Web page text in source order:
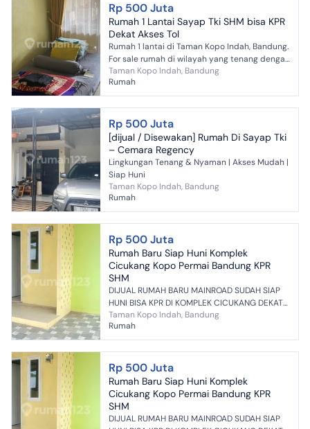
Rp 500 Juta
Rumah 1 Lantai Sayap Tki SHM bisa KPR
Dekat Akses Tol
Rumah 1 lantai di Taman Kopo Indah, Bandung.
For sale rumah di wilayah yang tenang dengan
pemandangan Dekat Pusat Bisnis. Properti 1
lantai ini be...
Taman Kopo Indah, Bandung
Rumah
Rp 500 Juta
[dijual / Disewakan] Rumah Di Sayap Tki
– Cemara Regency
Lingkungan Tenang & Nyaman | Akses Mudah |
Siap Huni
Taman Kopo Indah, Bandung
Rumah
Rp 500 Juta
Rumah Baru Siap Huni Komplek
Cicukang Kopo Permai Bandung KPR
SHM
DIJUAL RUMAH BARU MAINROAD SUDAH SIAP
HUNI BISA KPR DI KOMPLEK CICUKANG DEKAT
MARGAHAYU PERMAI KOPO TAMAN KOPO
Taman Kopo Indah, Bandung
Rumah
Rp 500 Juta
Rumah Baru Siap Huni Komplek
Cicukang Kopo Permai Bandung KPR
SHM
DIJUAL RUMAH BARU MAINROAD SUDAH SIAP